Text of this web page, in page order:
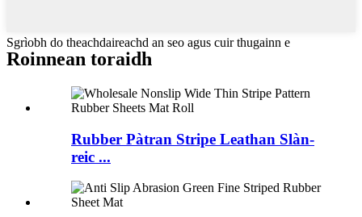
Sgrìobh do theachdaireachd an seo agus cuir thugainn e
Roinnean toraidh
Rubber Pàtran Stripe Leathan Slàn-
reic ...